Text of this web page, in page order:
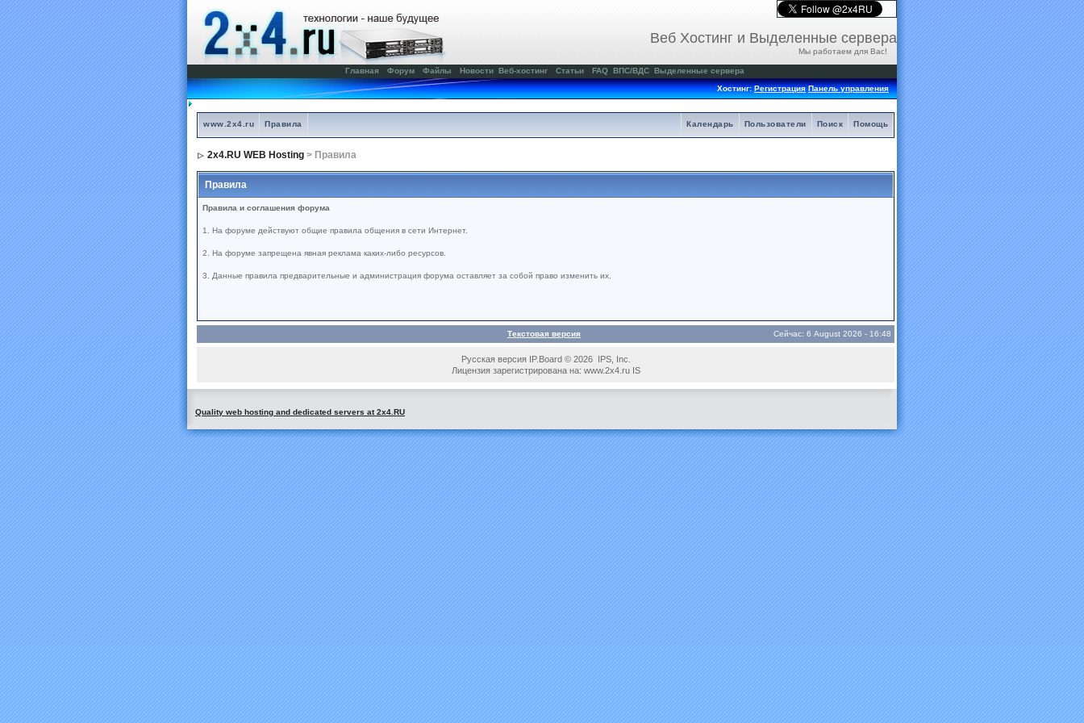
Веб Хостинг и Выделенные сервера
Мы работаем для Вас!
Главная Форум Файлы Новости Веб-хостинг Статьи FAQ ВПС/ВДС Выделенные сервера
Хостинг:Регистрация Панель управления
www.2x4.ru Правила Помощь
Поиск
Пользователи
Календарь
2x4.RU WEB Hosting > Правила
Правила
Правила и соглашения форума
1. На форуме действуют общие правила общения в сети Интернет.
2. На форуме запрещена явная реклама каких-либо ресурсов.
3. Данные правила предварительные и администрация форума оставляет за собой право изменить их.
Текстовая версия Сейчас: 6 August 2026 - 16:48
Русская версия IP.Board © 2026 IPS, Inc.
Лицензия зарегистрирована на: www.2x4.ru IS
Quality web hosting and dedicated servers at 2x4.RU